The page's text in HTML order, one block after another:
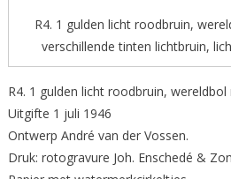
R4. 1 gulden licht roodbruin,
verschillende tinten lichtbruin,
R4. 1 gulden licht roodbruin,
Uitgifte 1 juli 1946
Ontwerp André van der Vossen.
Druk: rotogravure Joh. Enschedé &